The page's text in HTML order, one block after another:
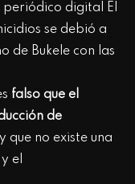
periódico digital El
se debió a
de Bukele con las
falso que el
de
que no existe una
el